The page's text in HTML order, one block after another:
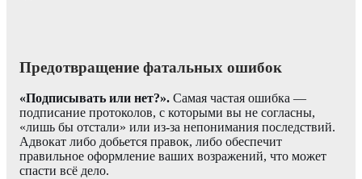
Предотвращение фатальных ошибок
«Подписывать или нет?». Самая частая ошибка —
подписание протоколов, с которыми вы не согласны,
«лишь бы отстали» или из-за непонимания последствий.
Адвокат либо добьется правок, либо обеспечит
правильное оформление ваших возражений, что может
спасти всё дело.